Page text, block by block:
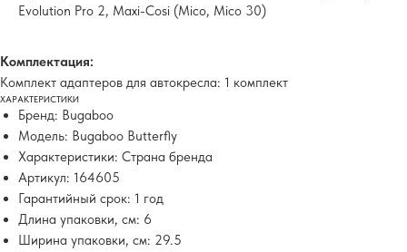
Evolution Pro 2, Maxi-Cosi (Mico, Mico 30)
Комплектация:
Комплект адаптеров для автокресла: 1 комплект
ХАРАКТЕРИСТИКИ
Бренд: Bugaboo
Модель: Bugaboo Butterfly
Характеристики: Страна бренда
Артикул: 164605
Гарантийный срок: 1 год
Длина упаковки, см: 6
Ширина упаковки, см: 29.5